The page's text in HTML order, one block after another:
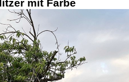
mit Farbe